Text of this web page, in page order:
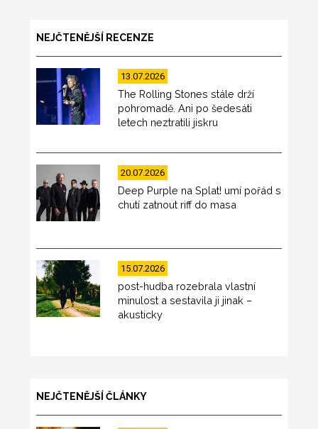
NEJČTENĚJŠÍ RECENZE
13.07.2026
The Rolling Stones stále drží
pohromadě. Ani po šedesáti
letech neztratili jiskru
20.07.2026
Deep Purple na Splat! umí pořád s
chutí zatnout riff do masa
15.07.2026
post-hudba rozebrala vlastní
minulost a sestavila ji jinak –
akusticky
NEJČTENĚJŠÍ ČLÁNKY